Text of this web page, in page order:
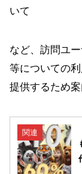
いて
など、訪問ユ
等についての
提供するため
関連